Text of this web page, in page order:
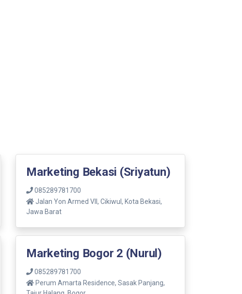
Marketing Bekasi (Sriyatun)
085289781700
Jalan Yon Armed VII, Cikiwul, Kota Bekasi,
Jawa Barat
Marketing Bogor 2 (Nurul)
085289781700
Perum Amarta Residence, Sasak Panjang,